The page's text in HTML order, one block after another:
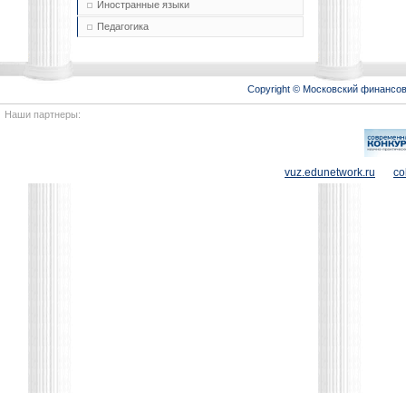
Иностранные языки
Педагогика
Copyright © Московский
Наши партнеры:
vuz.edunetwork.ru